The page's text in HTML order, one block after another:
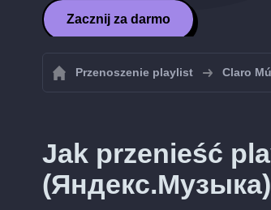
Zacznij za darmo
Przenoszenie playlist Claro
Jak przenieść